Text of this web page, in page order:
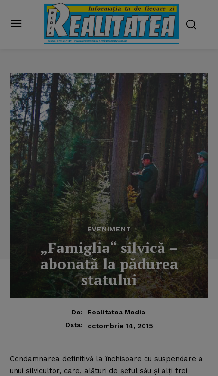
EVENIMENT
„Famiglia“ silvică –
abonată la pădurea
statului
De:
Realitatea Media
Data:
octombrie 14, 2015
Condamnarea definitivă la închisoare cu suspendare a
unui silvicultor, care, alături de şeful său şi alţi trei